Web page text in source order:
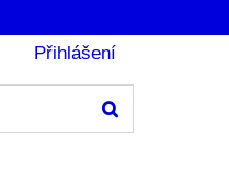
Přihlášení